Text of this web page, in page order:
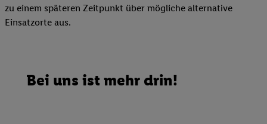
zu einem späteren Zeitpunkt über mögliche alternative
Einsatzorte aus.
Bei uns ist mehr drin!